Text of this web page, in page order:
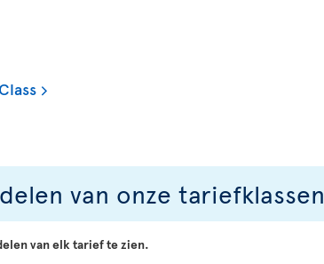
van onze tariefklassen
van elk tarief te zien.